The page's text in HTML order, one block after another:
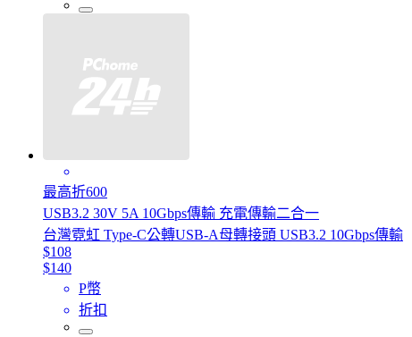
最高折600
USB3.2 30V 5A 10Gbps傳輸 充電傳輸二合一
台灣霓虹 Type-C公轉USB-A母轉接頭 USB3.2 10Gbps傳輸
$108
$140
P幣
折扣